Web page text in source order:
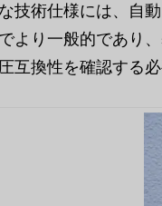
技術仕様には、自
より一般的であり
互換性を確認する